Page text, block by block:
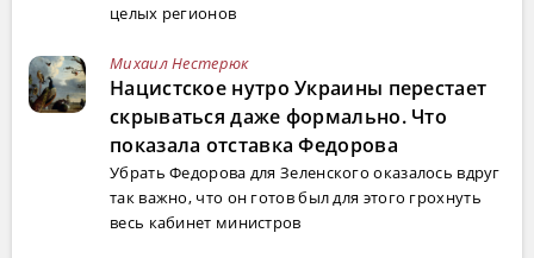
целых регионов
Михаил Нестерюк
Нацистское нутро Украины перестает
скрываться даже формально. Что
показала отставка Федорова
Убрать Федорова для Зеленского оказалось вдруг
так важно, что он готов был для этого грохнуть
весь кабинет министров